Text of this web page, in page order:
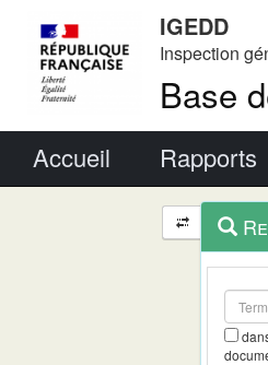
IGEDD
Inspection
Base
Accueil Rapports
et
outils